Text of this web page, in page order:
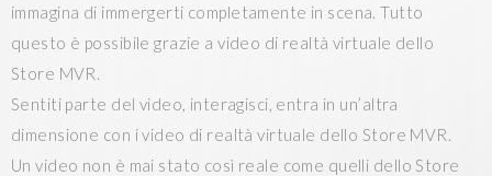
immagina di immergerti completamente in scena. Tutto
questo è possibile grazie a video di realtà virtuale dello
Store MVR.
Sentiti parte del video, interagisci, entra in un’altra
dimensione con i video di realtà virtuale dello Store MVR.
Un video non è mai stato così reale come quelli dello Store